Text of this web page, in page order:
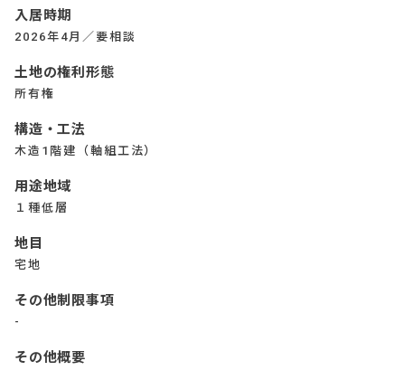
入居時期
2026年4月／要相談
土地の権利形態
所有権
構造・工法
木造1階建（軸組工法）
用途地域
１種低層
地目
宅地
その他制限事項
-
その他概要